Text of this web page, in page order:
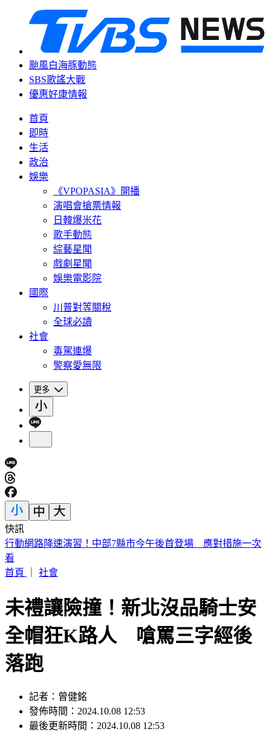
颱風白海豚動態
SBS歌謠大戰
優惠好康情報
首頁
即時
生活
政治
娛樂
《VPOPASIA》開播
演唱會搶票情報
日韓爆米花
歌手動態
綜藝星聞
戲劇星聞
娛樂電影院
國際
川普對等關稅
全球必讀
社會
毒駕連爆
警察愛無限
更多
快訊
桃園今天大停水！5區近10萬戶「斷水11小時」 影響範圍一
次看
首頁
社會
未禮讓險撞！新北沒品騎士安
全帽狂K路人 嗆罵三字經後
落跑
記者：曾健銘
發佈時間：2024.10.08 12:53
最後更新時間：2024.10.08 12:53